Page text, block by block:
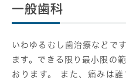
一般歯科
いわゆるむし歯治療などで
ます。できる限り最小限の
おります。 また、痛みは